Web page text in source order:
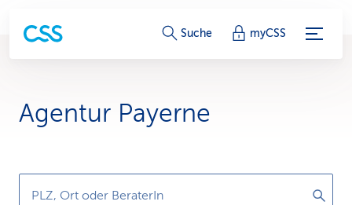
S
c
Suche myCSS
Agentur Payerne
PLZ, Ort oder BeraterIn